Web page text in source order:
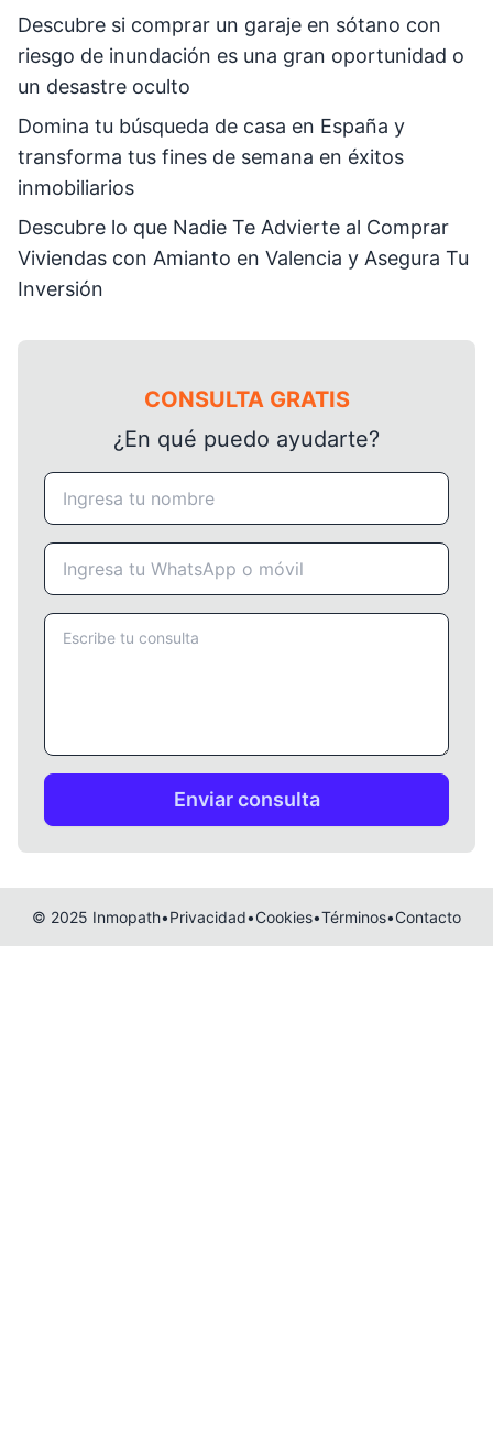
Descubre si comprar un garaje en sótano con
riesgo de inundación es una gran oportunidad o
un desastre oculto
Domina tu búsqueda de casa en España y
transforma tus fines de semana en éxitos
inmobiliarios
Descubre lo que Nadie Te Advierte al Comprar
Viviendas con Amianto en Valencia y Asegura Tu
Inversión
CONSULTA GRATIS
¿En qué puedo ayudarte?
© 2025 Inmopath•Privacidad•Cookies•Términos•Contacto